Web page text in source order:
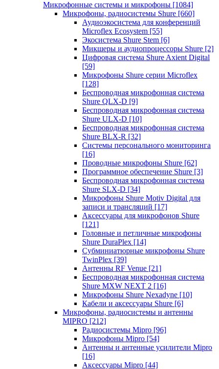
Микрофонные системы и микрофоны [1084]
Микрофоны, радиосистемы Shure [660]
Аудиоэкосистема для конференций
Microflex Ecosystem [55]
Экосистема Shure Stem [6]
Микшеры и аудиопроцессоры Shure [2]
Цифровая система Shure Axient Digital
[59]
Микрофоны Shure серии Microflex
[128]
Беспроводная микрофонная система
Shure QLX-D [9]
Беспроводная микрофонная система
Shure ULX-D [10]
Беспроводная микрофонная система
Shure BLX-R [32]
Системы персонального мониторинга
[16]
Проводные микрофоны Shure [62]
Программное обеспечение Shure [3]
Беспроводная микрофонная система
Shure SLX-D [34]
Микрофоны Shure Motiv Digital для
записи и трансляций [17]
Аксессуары для микрофонов Shure
[121]
Головные и петличные микрофоны
Shure DuraPlex [14]
Субминиатюрные микрофоны Shure
TwinPlex [39]
Антенны RF Venue [21]
Беспроводная микрофонная система
Shure MXW NEXT 2 [16]
Микрофоны Shure Nexadyne [10]
Кабели и аксессуары Shure [6]
Микрофоны, радиосистемы и антенны
MIPRO [212]
Радиосистемы Mipro [96]
Микрофоны Mipro [54]
Антенны и антенные усилители Mipro
[16]
Аксессуары Mipro [44]